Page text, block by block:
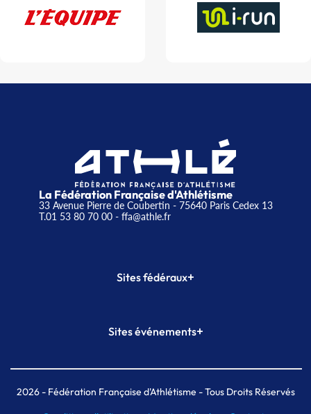
La Fédération Française d'Athlétisme
33 Avenue Pierre de Coubertin - 75640 Paris Cedex 13
T.01 53 80 70 00- ffa@athle.fr
Sites fédéraux+
Plateforme Formation
Sites événements+
Meeting de Paris indoor
MAIF Ekiden de Paris
2026- Fédération Française d'Athlétisme - Tous Droits Réservés